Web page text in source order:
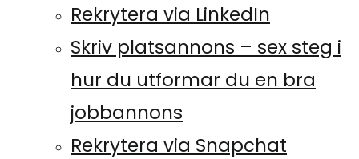
Rekrytera via LinkedIn
Skriv platsannons – sex steg i
hur du utformar du en bra
jobbannons
Rekrytera via Snapchat